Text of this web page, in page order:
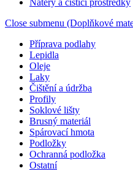
Close submenu (Doplňkové
Příprava podlahy
Lepidla
Oleje
Laky
Čištění a údržba
Profily
Soklové lišty
Brusný materiál
Spárovací hmota
Podložky
Ochranná podložka
Ostatní